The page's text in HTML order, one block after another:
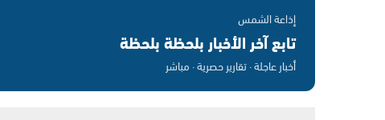
إذاعة الشمس
تابع آخر الأخبار بلحظة بلحظة
أخبار عاجلة · تقارير حصرية · مباشر